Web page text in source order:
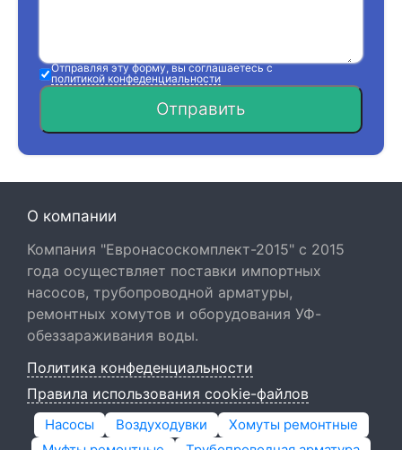
Отправляя эту форму, вы соглашаетесь с
политикой конфеденциальности
Отправить
О компании
Компания "Евронасоскомплект-2015" с 2015
года осуществляет поставки импортных
насосов, трубопроводной арматуры,
ремонтных хомутов и оборудования УФ-
обеззараживания воды.
Политика конфеденциальности
Правила использования cookie-файлов
Насосы Воздуходувки
Хомуты ремонтные